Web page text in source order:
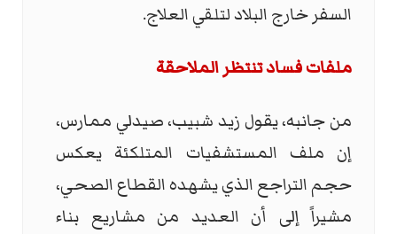
السفر خارج البلاد لتلقي العلاج.
ملفات فساد تنتظر الملاحقة
من جانبه، يقول زيد شبيب، صيدلي ممارس،
إن ملف المستشفيات المتلكئة يعكس
حجم التراجع الذي يشهده القطاع الصحي،
مشيراً إلى أن العديد من مشاريع بناء